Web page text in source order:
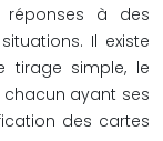
réponses à des
Il existe
tirage simple, le
ayant ses
des cartes